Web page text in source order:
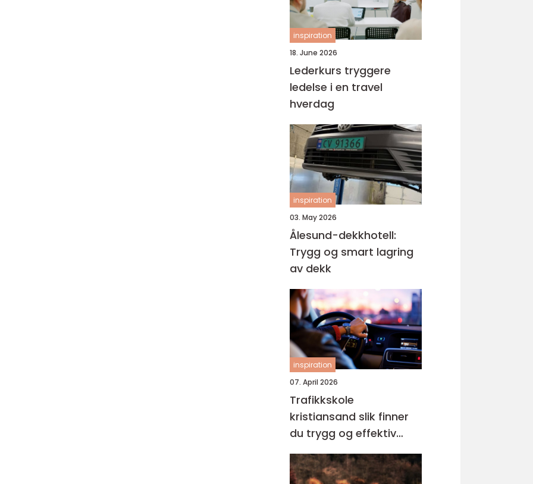
inspiration
18. June 2026
Lederkurs tryggere
ledelse i en travel
hverdag
inspiration
03. May 2026
Ålesund-dekkhotell:
Trygg og smart lagring
av dekk
inspiration
07. April 2026
Trafikkskole
kristiansand slik finner
du trygg og effektiv
opplæring